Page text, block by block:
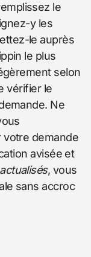
le
y les
le auprès
le plus
selon
vérifier le
Ne
votre demande
avisée et
, vous
sans accroc